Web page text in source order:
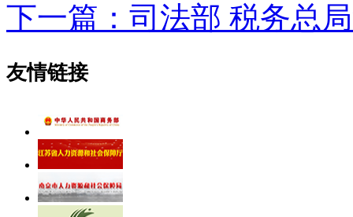
下一篇：司法部 税务总
友情链接